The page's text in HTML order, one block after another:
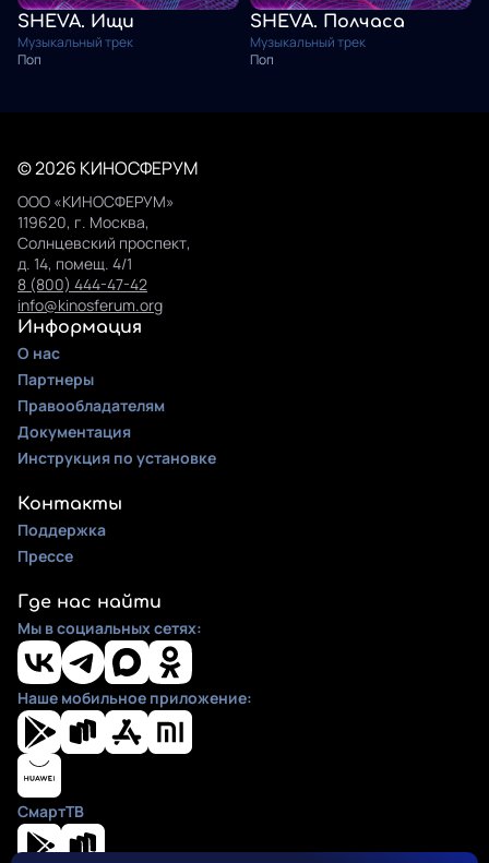
SHEVA. Ищи
Музыкальный трек
Поп
SHEVA. Полчаса
Музыкальный трек
Поп
© 2026 КИНОСФЕРУМ
ООО «КИНОСФЕРУМ»
119620, г. Москва,
Солнцевский проспект,
д. 14, помещ. 4/1
8 (800) 444-47-42
info@kinosferum.org
Информация
О нас
Партнеры
Правообладателям
Документация
Инструкция по установке
Контакты
Поддержка
Прессе
Где нас найти
Мы в социальных сетях:
Наше мобильное приложение:
СмартТВ